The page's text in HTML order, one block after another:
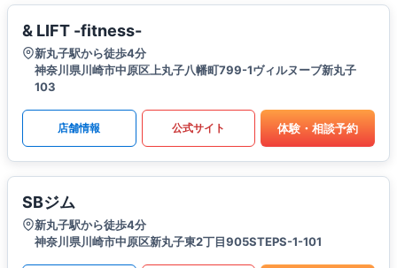
& LIFT -fitness-
新丸子駅から徒歩4分
神奈川県川崎市中原区上丸子八幡町799-1ヴィルヌーブ新丸子
103
店舗情報 公式サイト 体験・相談予約
SBジム
新丸子駅から徒歩4分
神奈川県川崎市中原区新丸子東2丁目905STEPS-1-101